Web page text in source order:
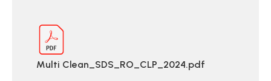
Multi Clean_SDS_RO_CLP_2024.pdf